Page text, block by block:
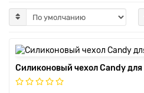
Силиконовый чехол Candy для